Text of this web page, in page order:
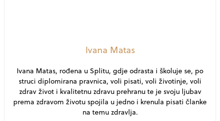
Ivana Matas
Ivana Matas, rođena u Splitu, gdje odrasta i školuje se, po
struci diplomirana pravnica, voli pisati, voli životinje, voli
zdrav život i kvalitetnu zdravu prehranu te je svoju ljubav
prema zdravom životu spojila u jedno i krenula pisati članke
na temu zdravlja.